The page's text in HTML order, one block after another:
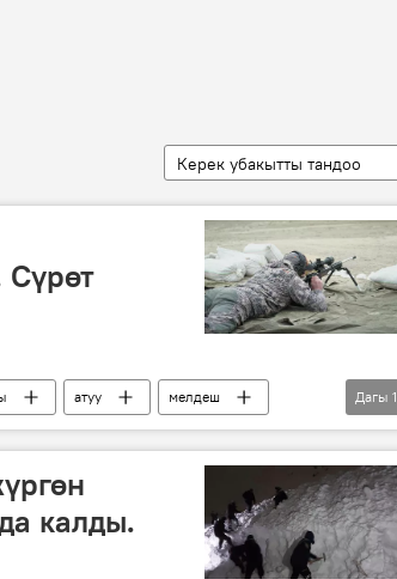
Керек убакытты тандоо
Сүрөт
атуу
мелдеш
Дагы 1
калды.